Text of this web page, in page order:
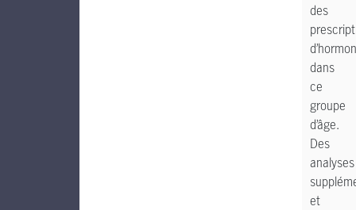
des
dans
ce
groupe
d’âge.
Des
analyses
et